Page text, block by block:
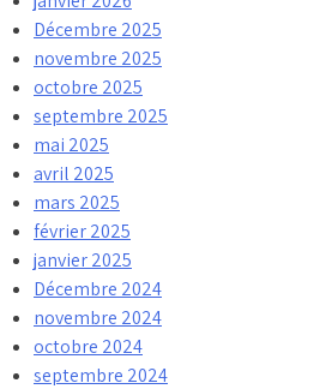
Décembre 2025
novembre 2025
octobre 2025
septembre 2025
mai 2025
avril 2025
mars 2025
février 2025
janvier 2025
Décembre 2024
novembre 2024
octobre 2024
septembre 2024